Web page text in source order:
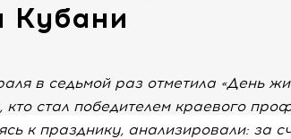
Кубани
в седьмой раз отметила «День
кто стал победителем краевого
к празднику, анализировали: за